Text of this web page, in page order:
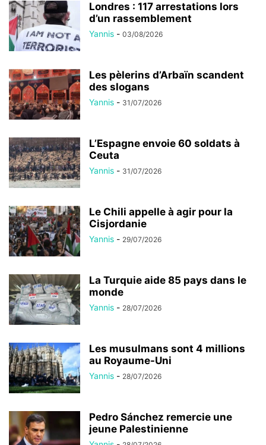
Londres : 117 arrestations lors
d’un rassemblement
Yannis - 03/08/2026
Les pèlerins d’Arbaïn scandent
des slogans
Yannis - 31/07/2026
L’Espagne envoie 60 soldats à
Ceuta
Yannis - 31/07/2026
Le Chili appelle à agir pour la
Cisjordanie
Yannis - 29/07/2026
La Turquie aide 85 pays dans le
monde
Yannis - 28/07/2026
Les musulmans sont 4 millions
au Royaume-Uni
Yannis - 28/07/2026
Pedro Sánchez remercie une
jeune Palestinienne